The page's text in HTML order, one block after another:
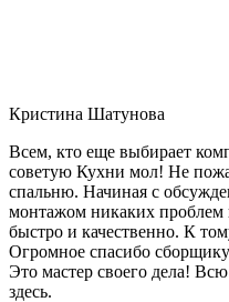
Кристина Шатунова
Всем, кто еще выбирает
советую Кухни мол! Не
спальню. Начиная с
монтажом никаких проблем
быстро и качественно. К
Огромное спасибо сборщику
Это мастер своего дела! Всю
здесь.